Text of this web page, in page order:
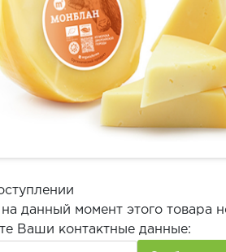
данный момент этого товара
Ваши контактные данные: